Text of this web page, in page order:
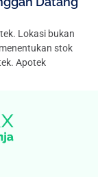
Lokasi bukan
stok
Apotek